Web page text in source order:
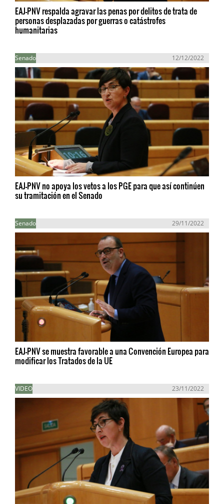
EAJ-PNV respalda agravar las penas por delitos de trata de
personas desplazadas por guerras o catástrofes
humanitarias
Senado 12/12/2022
EAJ-PNV no apoya los vetos a los PGE para que así continúen
su tramitación en el Senado
Senado 29/11/2022
EAJ-PNV se muestra favorable a una Convención Europea para
modificar los Tratados de la UE
VIDEO 23/11/2022